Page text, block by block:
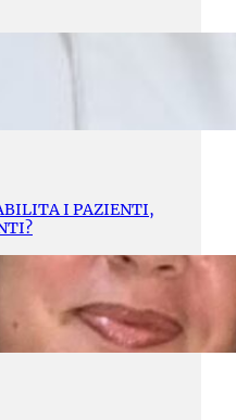
I PAZIENTI,